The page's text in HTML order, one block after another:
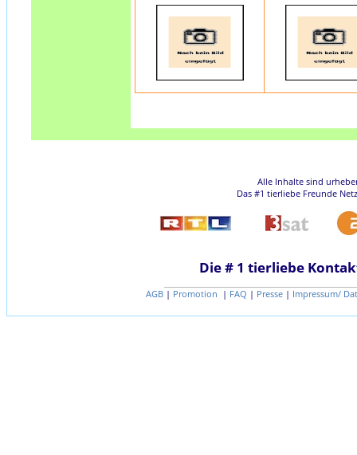
Alle Inhalte sind
Das #1 tierliebe Freunde
Die # 1 tierliebe
AGB | Promotion | FAQ | Presse | Impressum/